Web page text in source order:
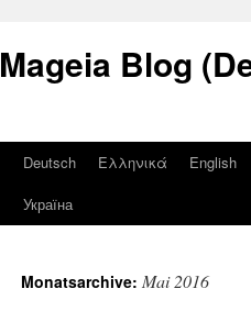
Mageia Blog
Deutsch Ελληνικά English
Україна
Monatsarchive: Mai 2016